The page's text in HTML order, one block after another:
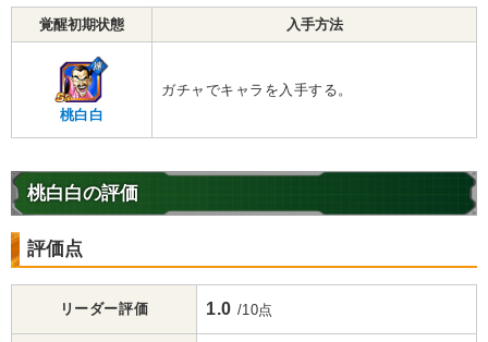
覚醒初期状態 入手方法
桃白白
ガチャでキャラを入手する。
桃白白の評価
評価点
リーダー評価 1.0 /10点